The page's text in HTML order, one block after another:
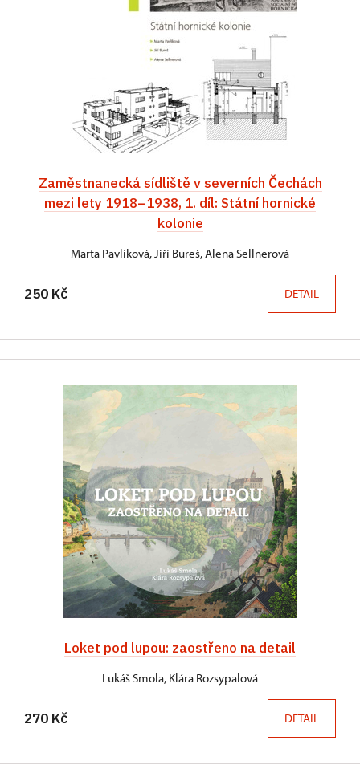
Zaměstnanecká sídliště v severních Čechách
mezi lety 1918–1938, 1. díl: Státní hornické
kolonie
Marta Pavlíková, Jiří Bureš, Alena Sellnerová
250 Kč DETAIL
Loket pod lupou: zaostřeno na detail
Lukáš Smola, Klára Rozsypalová
270 Kč DETAIL